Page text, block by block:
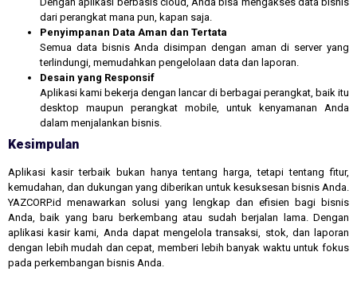
dari perangkat mana pun, kapan saja.
Penyimpanan Data Aman dan Tertata
Semua data bisnis Anda disimpan dengan aman di server yang
terlindungi, memudahkan pengelolaan data dan laporan.
Desain yang Responsif
Aplikasi kami bekerja dengan lancar di berbagai perangkat, baik itu
desktop maupun perangkat mobile, untuk kenyamanan Anda
dalam menjalankan bisnis.
Kesimpulan
Aplikasi kasir terbaik bukan hanya tentang harga, tetapi tentang fitur,
kemudahan, dan dukungan yang diberikan untuk kesuksesan bisnis Anda.
YAZCORP.id menawarkan solusi yang lengkap dan efisien bagi bisnis
Anda, baik yang baru berkembang atau sudah berjalan lama. Dengan
aplikasi kasir kami, Anda dapat mengelola transaksi, stok, dan laporan
dengan lebih mudah dan cepat, memberi lebih banyak waktu untuk fokus
pada perkembangan bisnis Anda.